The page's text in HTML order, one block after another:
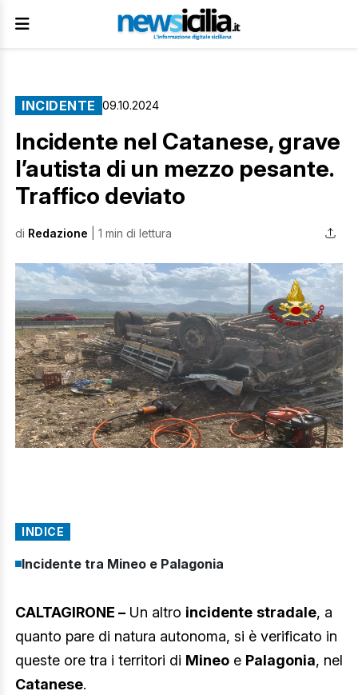
INCIDENTE 09.10.2024
Incidente nel Catanese, grave
l’autista di un mezzo pesante.
Traffico deviato
di Redazione | 1 min di lettura
INDICE
Incidente tra Mineo e Palagonia
CALTAGIRONE – Un altro incidente stradale, a
quanto pare di natura autonoma, si è verificato in
queste ore tra i territori di Mineo e Palagonia, nel
Catanese.